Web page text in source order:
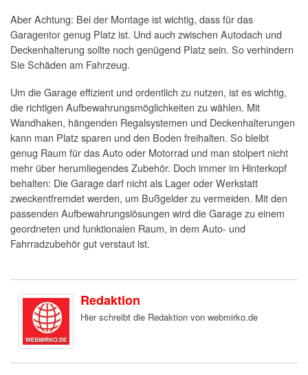
Aber Achtung: Bei der Montage ist wichtig, dass für das
Garagentor genug Platz ist. Und auch zwischen Autodach und
Deckenhalterung sollte noch genügend Platz sein. So verhindern
Sie Schäden am Fahrzeug.
Um die Garage effizient und ordentlich zu nutzen, ist es wichtig,
die richtigen Aufbewahrungsmöglichkeiten zu wählen. Mit
Wandhaken, hängenden Regalsystemen und Deckenhalterungen
kann man Platz sparen und den Boden freihalten. So bleibt
genug Raum für das Auto oder Motorrad und man stolpert nicht
mehr über herumliegendes Zubehör. Doch immer im Hinterkopf
behalten: Die Garage darf nicht als Lager oder Werkstatt
zweckentfremdet werden, um Bußgelder zu vermeiden. Mit den
passenden Aufbewahrungslösungen wird die Garage zu einem
geordneten und funktionalen Raum, in dem Auto- und
Fahrradzubehör gut verstaut ist.
Redaktion
Hier schreibt die Redaktion von webmirko.de